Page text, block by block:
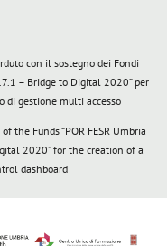
con il sostegno dei Fondi
– Bridge to Digital 2020” per
di gestione multi accesso
the Funds “POR FESR Umbria
2020” for the creation of a
dashboard